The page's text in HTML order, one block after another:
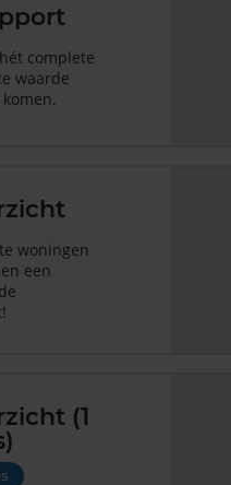
complete
waarde
woningen
een
(1